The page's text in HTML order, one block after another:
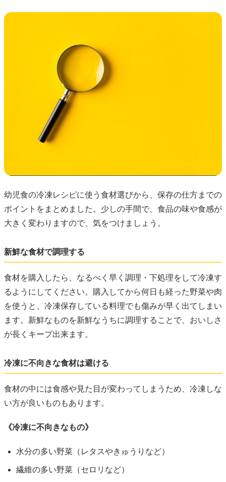
幼児食の冷凍レシピに使う食材選びから、保存の仕方までの
ポイントをまとめました。少しの手間で、食品の味や食感が
大きく変わりますので、気をつけましょう。
新鮮な食材で調理する
食材を購入したら、なるべく早く調理・下処理をして冷凍す
るようにしてください。購入してから何日も経った野菜や肉
を使うと、冷凍保存している料理でも傷みが早く出てしまい
ます。新鮮なものを新鮮なうちに調理することで、おいしさ
が長くキープ出来ます。
冷凍に不向きな食材は避ける
食材の中には食感や見た目が変わってしまうため、冷凍しな
い方が良いものもあります。
《冷凍に不向きなもの》
水分の多い野菜（レタスやきゅうりなど）
繊維の多い野菜（セロリなど）